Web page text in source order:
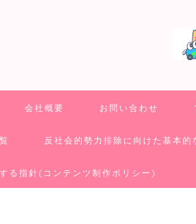
会社概要 お問い合わせ
反社会的勢力排除に向けた基本的
る指針(コンテンツ制作ポリシー)